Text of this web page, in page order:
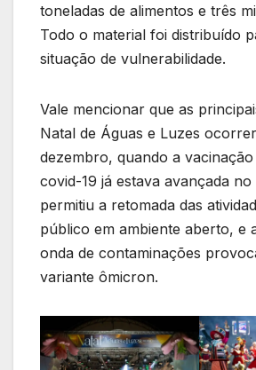
toneladas de alimentos e três
Todo o material foi distribuído
situação de vulnerabilidade.
Vale mencionar que as
Natal de Águas e Luzes
dezembro, quando a
covid-19 já estava avançada no
permitiu a retomada das
público em ambiente aberto, e
onda de contaminações
variante ômicron.